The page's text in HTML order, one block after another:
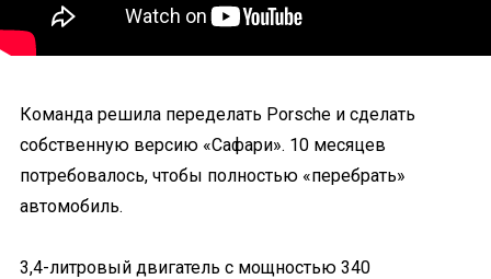
Команда решила переделать Porsche и сделать
собственную версию «Сафари». 10 месяцев
потребовалось, чтобы полностью «перебрать»
автомобиль.
3,4-литровый двигатель с мощностью 340